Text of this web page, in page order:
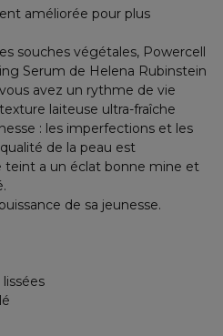
améliorée pour plus
souches végétales, Powercell
Serum de Helena Rubinstein
avez un rythme de vie
laiteuse ultra-fraîche
: les imperfections et les
de la peau est
teint a un éclat bonne mine et
de sa jeunesse.